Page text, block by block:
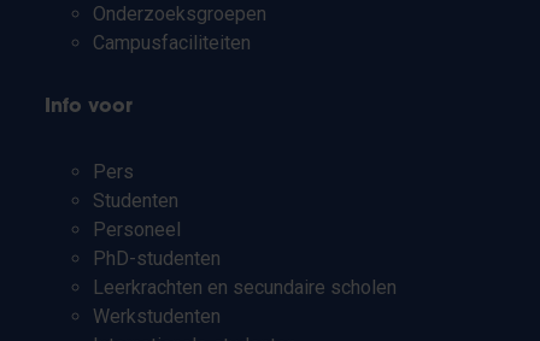
Onderzoeksgroepen
Campusfaciliteiten
Info voor
Pers
Studenten
Personeel
PhD-studenten
Leerkrachten en secundaire scholen
Werkstudenten